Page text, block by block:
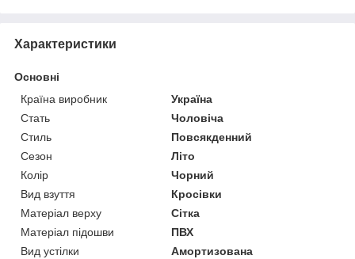
Характеристики
Основні
Країна виробник
Україна
Стать
Чоловіча
Стиль
Повсякденний
Сезон
Літо
Колір
Чорний
Вид взуття
Кросівки
Матеріал верху
Сітка
Матеріал підошви
ПВХ
Вид устілки
Амортизована